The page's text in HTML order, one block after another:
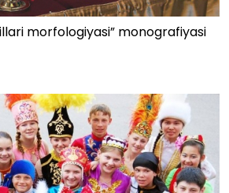
morfologiyasi” monografiyasi